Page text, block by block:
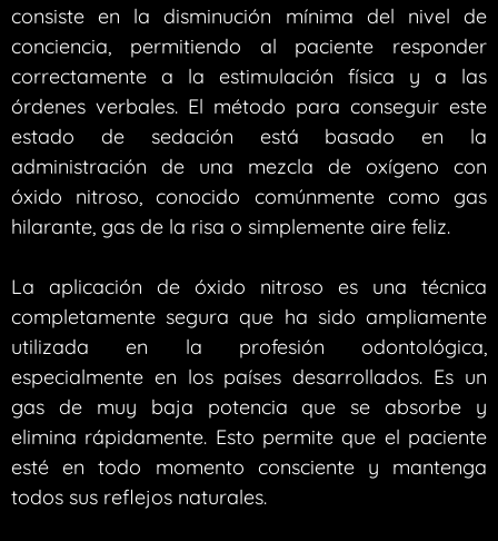
consiste en la disminución mínima del nivel de
conciencia, permitiendo al paciente responder
correctamente a la estimulación física y a las
órdenes verbales. El método para conseguir este
estado de sedación está basado en la
administración de una mezcla de oxígeno con
óxido nitroso, conocido comúnmente como gas
hilarante, gas de la risa o simplemente aire feliz.
La aplicación de óxido nitroso es una técnica
completamente segura que ha sido ampliamente
utilizada en la profesión odontológica,
especialmente en los países desarrollados. Es un
gas de muy baja potencia que se absorbe y
elimina rápidamente. Esto permite que el paciente
esté en todo momento consciente y mantenga
todos sus reflejos naturales.